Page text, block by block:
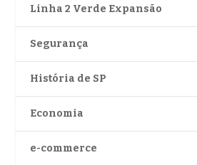
Linha 2 Verde Expansão
Segurança
História de SP
Economia
e-commerce